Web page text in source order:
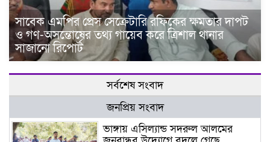
সাবেক এমপির প্রেস সেক্রেটারি রফিকের ক্ষমতার দাপট
ও গণ-অসন্তোষের তথ্য গায়েব করে ত্রিশাল থানার
সাজানো রিপোর্ট
সর্বশেষ সংবাদ
জনপ্রিয় সংবাদ
ভাঙ্গায় এসিল্যান্ড সদরুল আলমের